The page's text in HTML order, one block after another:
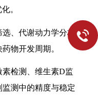
。
、代谢动力学分析和
物开发周期。
素检测、维生素D监
测中的精度与稳定